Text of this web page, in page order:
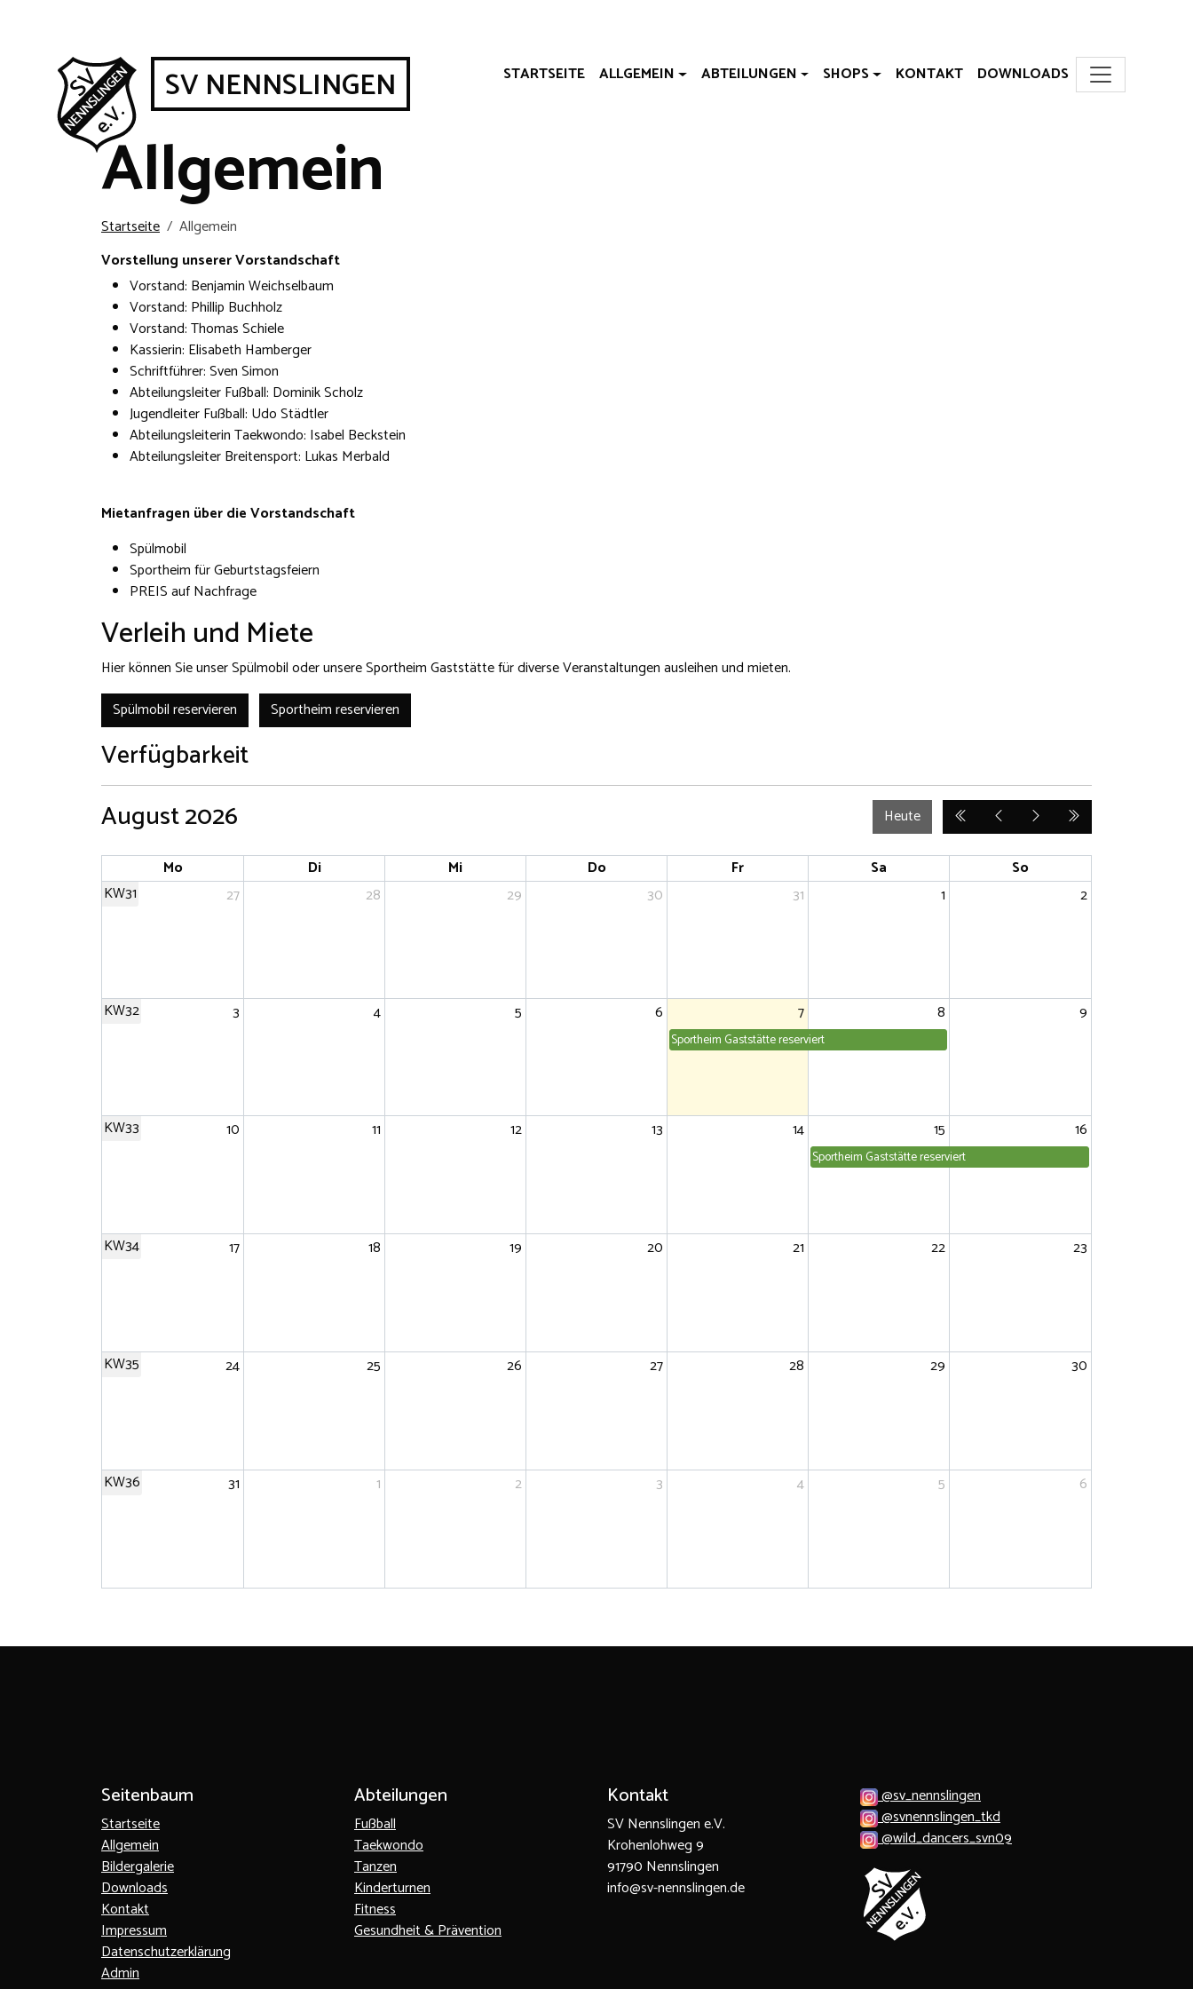
SV NENNSLINGEN STARTSEITE ALLGEMEIN ABTEILUNGEN SHOPS KONTAKT DOWNLOADS
Allgemein
Startseite
Allgemein
Vorstellung unserer Vorstandschaft
Vorstand: Benjamin Weichselbaum
Vorstand: Phillip Buchholz
Vorstand: Thomas Schiele
Kassierin: Elisabeth Hamberger
Schriftführer: Sven Simon
Abteilungsleiter Fußball: Dominik Scholz
Jugendleiter Fußball: Udo Städtler
Abteilungsleiterin Taekwondo: Isabel Beckstein
Abteilungsleiter Breitensport: Lukas Merbald
Mietanfragen über die Vorstandschaft
Spülmobil
Sportheim für Geburtstagsfeiern
PREIS auf Nachfrage
Verleih und Miete
Hier können Sie unser Spülmobil oder unsere Sportheim Gaststätte für diverse Veranstaltungen ausleihen und mieten.
Spülmobil reservieren
Sportheim reservieren
Verfügbarkeit
August 2026
Heute
Mo Di Mi Do Fr Sa
So
KW31
27 28 29 30 31 1 2
KW32 3 4 5 6 7
Sportheim Gaststätte reserviert
8 9
KW33 10 11 12 13 14 15
Sportheim Gaststätte reserviert
16
KW34 17 18 19 20 21 22 23
KW35 24 25 26 27 28 29 30
KW36 31 1 2 3 4 5 6
Seitenbaum
Startseite
Allgemein
Bildergalerie
Downloads
Kontakt
Impressum
Datenschutzerklärung
Admin
Abteilungen
Fußball
Taekwondo
Tanzen
Kinderturnen
Fitness
Gesundheit & Prävention
Kontakt
SV Nennslingen e.V.
Krohenlohweg 9
91790 Nennslingen
info@sv-nennslingen.de
@sv_nennslingen
@svnennslingen_tkd
@wild_dancers_svn09